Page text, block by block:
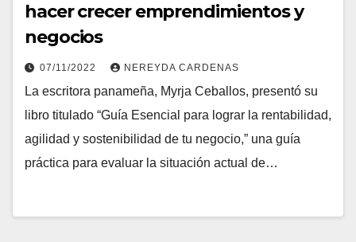
hacer crecer emprendimientos y
negocios
07/11/2022 NEREYDA CARDENAS
La escritora panameña, Myrja Ceballos, presentó su
libro titulado “Guía Esencial para lograr la rentabilidad,
agilidad y sostenibilidad de tu negocio,” una guía
práctica para evaluar la situación actual de…